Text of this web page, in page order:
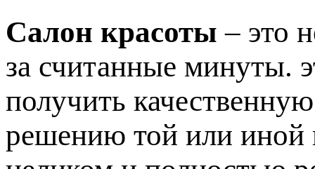
Салон красоты – это
за считанные минуты.
получить
решению той или иной